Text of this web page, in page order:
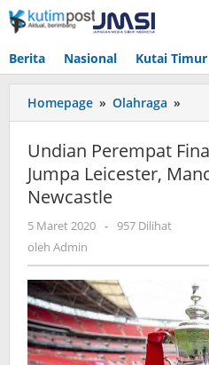
Lewati
ke
Berita Nasional Kutai Timur
Homepage » Olahraga »
FA:
City
Vs
Undian Perempat
Jumpa Leicester,
Newcastle
5 Maret 2020 oleh
- 957 Dilihat
oleh Admin